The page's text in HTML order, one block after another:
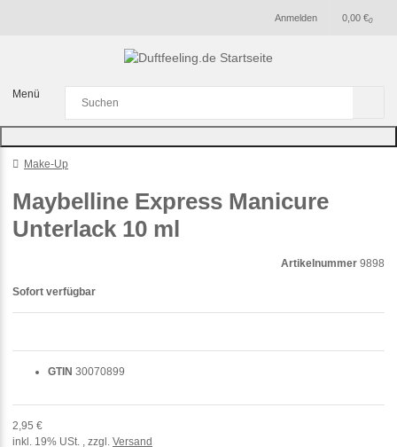
Anmelden 0
0,00 €
Menü
Make-Up
Maybelline Express Manicure
Unterlack 10 ml
Artikelnummer 9898
GTIN 30070899
2,95 €
inkl. 19% USt. , zzgl. Versand
Sofort verfügbar